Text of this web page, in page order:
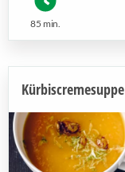
85 min.
Kürbiscremesuppe